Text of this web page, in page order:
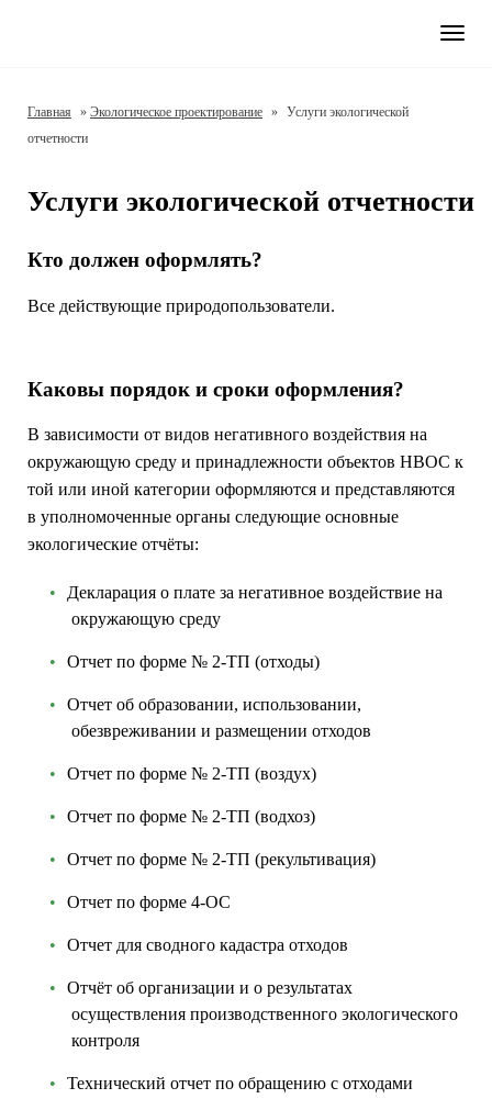
Главная » Экологическое проектирование » Услуги экологической
отчетности
Услуги экологической отчетности
Кто должен оформлять?
Все действующие природопользователи.
Каковы порядок и сроки оформления?
В зависимости от видов негативного воздействия на
окружающую среду и принадлежности объектов НВОС к
той или иной категории оформляются и представляются
в уполномоченные органы следующие основные
экологические отчёты:
Декларация о плате за негативное воздействие на
окружающую среду
Отчет по форме № 2-ТП (отходы)
Отчет об образовании, использовании,
обезвреживании и размещении отходов
Отчет по форме № 2-ТП (воздух)
Отчет по форме № 2-ТП (водхоз)
Отчет по форме № 2-ТП (рекультивация)
Отчет по форме 4-ОС
Отчет для сводного кадастра отходов
Отчёт об организации и о результатах
осуществления производственного экологического
контроля
Технический отчет по обращению с отходами